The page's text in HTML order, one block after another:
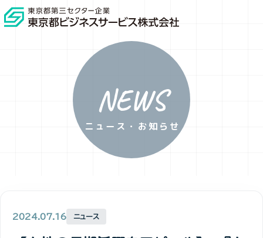
NEWS
ニュース・お知らせ
2024.07.16 ニュース